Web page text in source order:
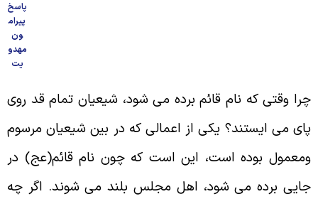
پاسخ
پیرام
ون
مهدو
یت
وقتى که نام قائم برده مى شود، شیعیان تمام قد روى
مى ایستند؟ یکى از اعمالى که در بین شیعیان مرسوم
بوده است، این است که چون نام قائم(عج) در
برده مى شود، اهل مجلس بلند مى شوند. اگر چه